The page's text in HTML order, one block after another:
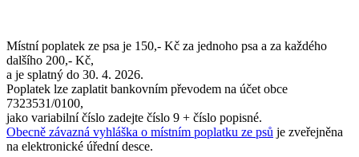
Místní poplatek ze psa je 150,- Kč za jednoho psa a za každého
dalšího 200,- Kč,
a je splatný do 30. 4. 2026.
Poplatek lze zaplatit bankovním převodem na účet obce
7323531/0100,
jako variabilní číslo zadejte číslo 9 + číslo popisné.
Obecně závazná vyhláška o místním poplatku ze psů je zveřejněna
na elektronické úřední desce.